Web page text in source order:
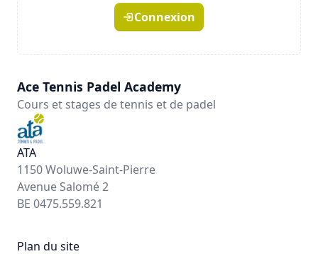
Connexion
Ace Tennis Padel Academy
Cours et stages de tennis et de padel
ATA
1150 Woluwe-Saint-Pierre
Avenue Salomé 2
BE 0475.559.821
Plan du site